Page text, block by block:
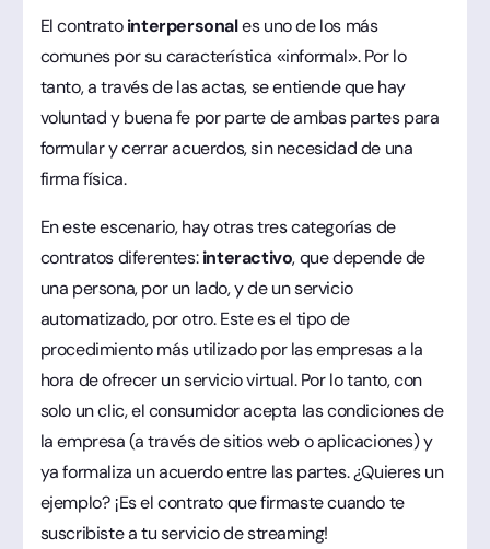
El contratointerpersonales uno de los más
comunes por su característica «informal». Por lo
tanto, a través de las actas, se entiende que hay
voluntad y buena fe por parte de ambas partes para
formular y cerrar acuerdos, sin necesidad de una
firma física.
En este escenario, hay otras tres categorías de
contratos diferentes:interactivo, que depende de
una persona, por un lado, y de un servicio
automatizado, por otro. Este es el tipo de
procedimiento más utilizado por las empresas a la
hora de ofrecer un servicio virtual. Por lo tanto, con
solo un clic, el consumidor acepta las condiciones de
la empresa (a través de sitios web o aplicaciones) y
ya formaliza un acuerdo entre las partes. ¿Quieres un
ejemplo? ¡Es el contrato que firmaste cuando te
suscribiste a tu servicio de streaming!